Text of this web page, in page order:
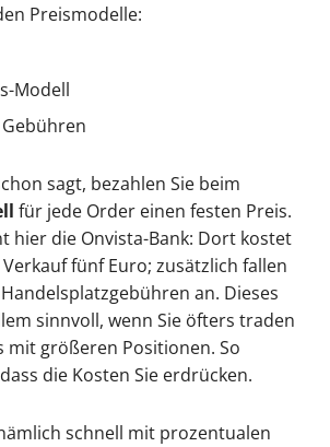
Preismodelle:
Modell
sagt, bezahlen Sie beim
für jede Order einen festen Preis.
hier die Onvista-Bank: Dort kostet
fünf Euro; zusätzlich fallen
an. Dieses
sinnvoll, wenn Sie öfters traden
mit größeren Positionen. So
die Kosten Sie erdrücken.
schnell mit prozentualen